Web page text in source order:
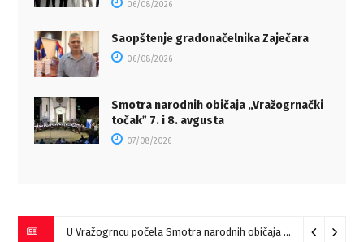
06/08/2026
Saopštenje gradonačelnika Zaječara
06/08/2026
Smotra narodnih običaja „Vražogrnački
točakˮ 7. i 8. avgusta
07/08/2026
U Vražogrncu počela Smotra narodnih običaja „Vražogrnački točak“